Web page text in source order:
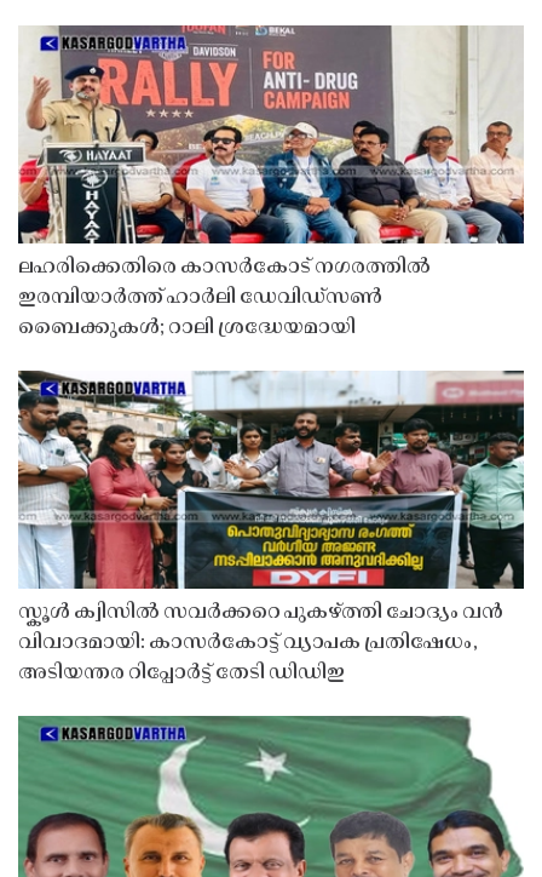
ലഹരിക്കെതിരെ കാസർകോട് നഗരത്തിൽ
ഇരമ്പിയാർത്ത് ഹാർലി ഡേവിഡ്‌സൺ
ബൈക്കുകൾ; റാലി ശ്രദ്ധേയമായി
സ്കൂൾ ക്വിസിൽ സവർക്കറെ പുകഴ്ത്തി ചോദ്യം വൻ
വിവാദമായി: കാസർകോട്ട് വ്യാപക പ്രതിഷേധം,
അടിയന്തര റിപ്പോർട്ട് തേടി ഡിഡിഇ